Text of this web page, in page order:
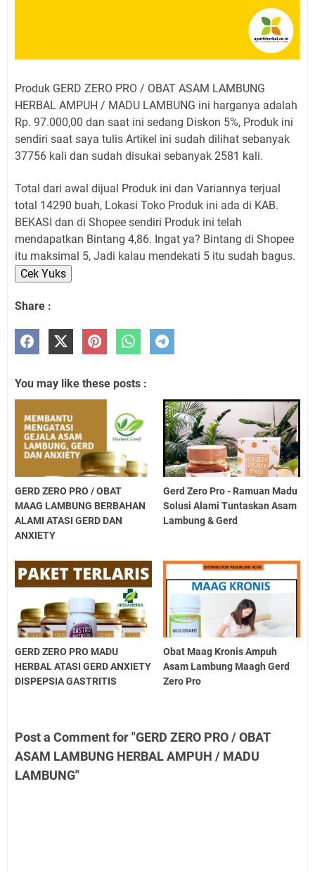
Produk GERD ZERO PRO / OBAT ASAM LAMBUNG
HERBAL AMPUH / MADU LAMBUNG ini harganya adalah
Rp. 97.000,00 dan saat ini sedang Diskon 5%, Produk ini
sendiri saat saya tulis Artikel ini sudah dilihat sebanyak
37756 kali dan sudah disukai sebanyak 2581 kali.
Total dari awal dijual Produk ini dan Variannya terjual
total 14290 buah, Lokasi Toko Produk ini ada di KAB.
BEKASI dan di Shopee sendiri Produk ini telah
mendapatkan Bintang 4,86. Ingat ya? Bintang di Shopee
itu maksimal 5, Jadi kalau mendekati 5 itu sudah bagus.
Cek Yuks
Share :
You may like these posts :
GERD ZERO PRO / OBAT
MAAG LAMBUNG BERBAHAN
ALAMI ATASI GERD DAN
ANXIETY
Gerd Zero Pro - Ramuan Madu
Solusi Alami Tuntaskan Asam
Lambung & Gerd
GERD ZERO PRO MADU
HERBAL ATASI GERD ANXIETY
DISPEPSIA GASTRITIS
Obat Maag Kronis Ampuh
Asam Lambung Maagh Gerd
Zero Pro
Post a Comment for "GERD ZERO PRO / OBAT
ASAM LAMBUNG HERBAL AMPUH / MADU
LAMBUNG"